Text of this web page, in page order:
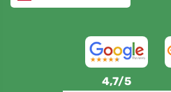
4,7/5